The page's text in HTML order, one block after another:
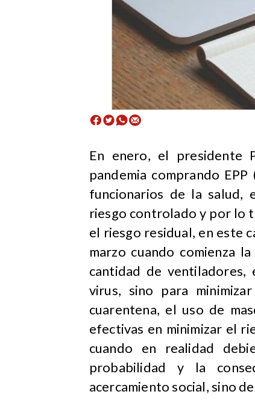
En enero, el presidente
pandemia comprando
funcionarios de la salud,
riesgo controlado y por lo
el riesgo residual, en este
marzo cuando comienza
cantidad de
virus, sino para
cuarentena, el uso de
efectivas en minimizar el
cuando en realidad
probabilidad y la
acercamiento social, sino